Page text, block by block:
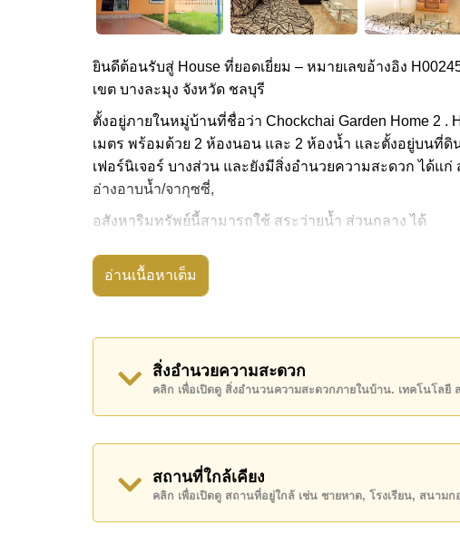
ยินดีต้อนรับสู่ House ที่ยอดเยี่ยม – หมายเลขอ้างอิง
เขต บางละมุง จังหวัด ชลบุรี
ตั้งอยู่ภายในหมู่บ้านที่ชื่อว่า Chockchai Garden Home 2 .
เมตร พร้อมด้วย 2 ห้องนอน และ 2 ห้องน้ำ และตั้งอยู่บนที่
เฟอร์นิเจอร์ บางส่วน และยังมีสิ่งอำนวยความสะดวก ได้แ
อ่างอาบน้ำ/จากุซซี่,
อสังหาริมทรัพย์นี้สามารถใช้ สระว่ายน้ำ ส่วนกลาง ได้
Chockchai Garden Home 2 มีสิ่งอำนวยความสะดวกส่วน
มีไม้กั้น, สวนส่วนกลาง, ร้านอาหาร/ร้านกาแฟในสถานที่
อสังหาริมทรัพย์นี้เปิดให้เช่าระยะยาวในราคา ฿ 15,000 บา
โปรดทราบว่าราคาค่าเช่าที่ Cornerstone Real Estate โ
ค้นพบโอกาสในการทำให้ที่อยู่อาศัยนี้เป็นบ้านในฝันของคุณ!
ติดต่อ Cornerstone Real Estate โทร +6638411250 หรื
อ่านเนื้อหาเต็ม
สิ่งอำนวยความสะดวก
คลิก เพื่อเปิดดู สิ่งอำนวนความสะดวกภายในบ้าน. เทคโนโลยี
สถานที่ใกล้เคียง
คลิก เพื่อเปิดดู สถานที่อยู่ใกล้ เช่น ชายหาด, โรงเรียน, สนา